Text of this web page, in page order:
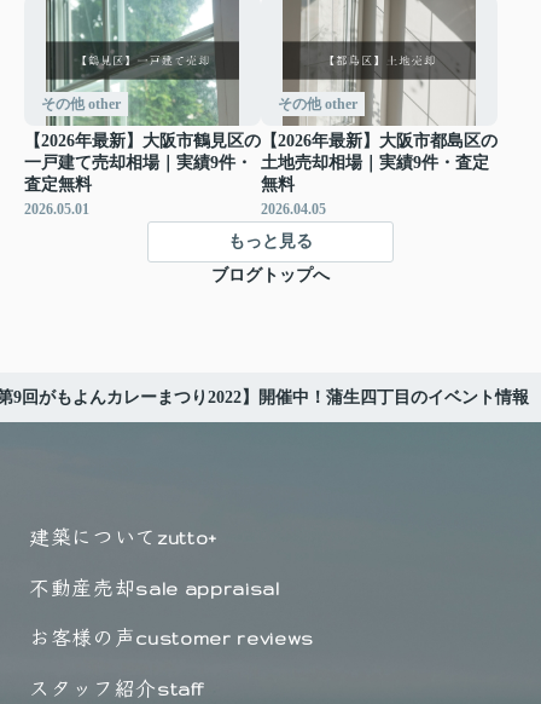
その他 other
【2026年最新】大阪市鶴見区の
一戸建て売却相場｜実績9件・
査定無料
2026.05.01
その他 other
【2026年最新】大阪市都島区の
土地売却相場｜実績9件・査定
無料
2026.04.05
もっと見る
ブログトップへ
9回がもよんカレーまつり2022】開催中！蒲生四丁目のイベント情報
建築について zutto+
不動産売却sale appraisal
お客様の声customer reviews
スタッフ紹介staff